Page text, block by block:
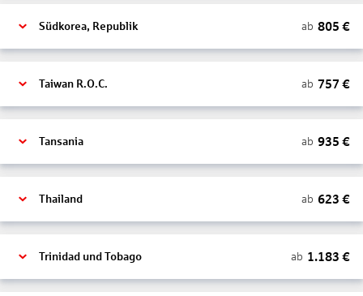
Südkorea, Republik ab 805 €
Taiwan R.O.C. ab 757 €
Tansania ab 935 €
Thailand ab 623 €
Trinidad und Tobago ab 1.183 €